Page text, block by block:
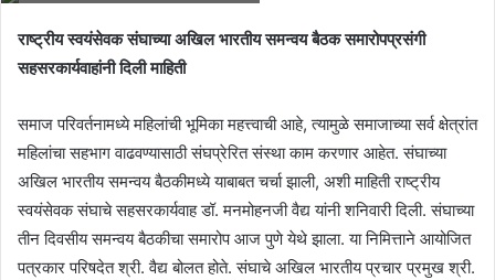
राष्ट्रीय स्वयंसेवक संघाच्या अखिल भारतीय समन्वय बैठक समारोपप्रसंगी
सहसरकार्यवाहांनी दिली माहिती
समाज परिवर्तनामध्ये महिलांची भूमिका महत्त्वाची आहे, त्यामुळे समाजाच्या सर्व क्षेत्रांत
महिलांचा सहभाग वाढवण्यासाठी संघप्रेरित संस्था काम करणार आहेत. संघाच्या
अखिल भारतीय समन्वय बैठकीमध्ये याबाबत चर्चा झाली, अशी माहिती राष्ट्रीय
स्वयंसेवक संघाचे सहसरकार्यवाह डॉ. मनमोहनजी वैद्य यांनी शनिवारी दिली. संघाच्या
तीन दिवसीय समन्वय बैठकीचा समारोप आज पुणे येथे झाला. या निमित्ताने आयोजित
पत्रकार परिषदेत श्री. वैद्य बोलत होते. संघाचे अखिल भारतीय प्रचार प्रमुख श्री.